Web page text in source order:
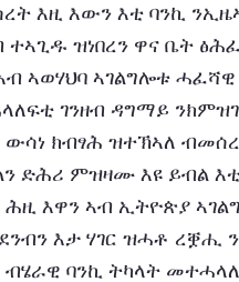
ተኣጊዱ ዝነበረን ዋና ቤት
ኣወሃህባ ኣገልግሎቱ
ገንዘብ ዳግማይ
ድሕሪ ምዝዛሙ እዩ ይብል
እታ ሃገር ዝሓቶ ረቛሒ